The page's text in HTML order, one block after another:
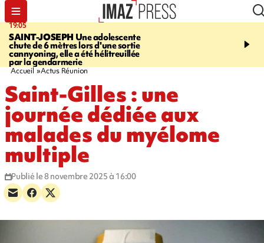
19:05
SAINT-JOSEPH Une adolescente
chute de 6 mètres lors d'une sortie
cannyoning, elle a été hélitreuillée
par la gendarmerie
20:44
rouée de coups,
Accueil Actus Réunion
Saint-Gilles : une
journée dédiée aux
malades du myélome
multiple
Publié le 8 novembre 2025 à 16:00